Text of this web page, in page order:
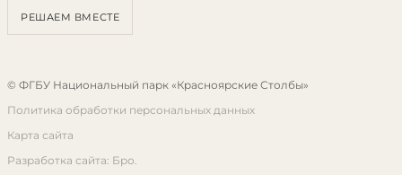
РЕШАЕМ ВМЕСТЕ
© ФГБУ Национальный парк «Красноярские Столбы»
Политика обработки персональных данных
Карта сайта
Разработка сайта: Бро.